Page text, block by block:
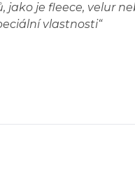
je fleece, velur
vlastnosti“